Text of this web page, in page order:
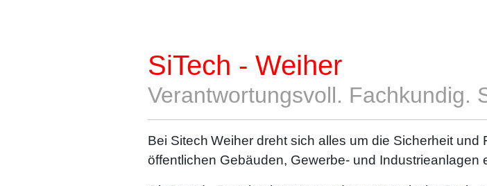
SiTech - Weiher
Verantwortungsvoll. Fachkundig.
Bei Sitech Weiher dreht sich alles um die Sicherheit
öffentlichen Gebäuden, Gewerbe- und Industrieanlagen